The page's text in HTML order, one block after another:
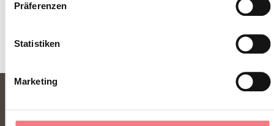
Präferenzen
Statistiken
Marketing